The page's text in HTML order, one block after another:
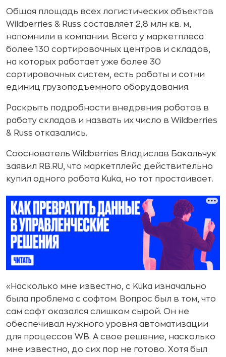
Общая площадь всех логистических объектов
Wildberries & Russ составляет 2,8 млн кв. м,
напомнили в компании. Всего у маркетплеса
более 130 сортировочных центров и складов,
на которых работает уже более 30
сортировочных систем, есть роботы и сотни
единиц грузоподъемного оборудования.
Раскрыть подробности внедрения роботов в
работу складов и назвать их число в Wildberries
& Russ отказались.
Сооснователь Wildberries Владислав Бакальчук
заявил RB.RU, что маркетплейс действительно
купил одного робота Kuka, но тот простаивает.
«Насколько мне известно, с Kuka изначально
была проблема с софтом. Вопрос был в том, что
сам софт оказался слишком сырой. Он не
обеспечивал нужного уровня автоматизации
для процессов WB. А свое решение, насколько
мне известно, до сих пор не готово. Хотя был